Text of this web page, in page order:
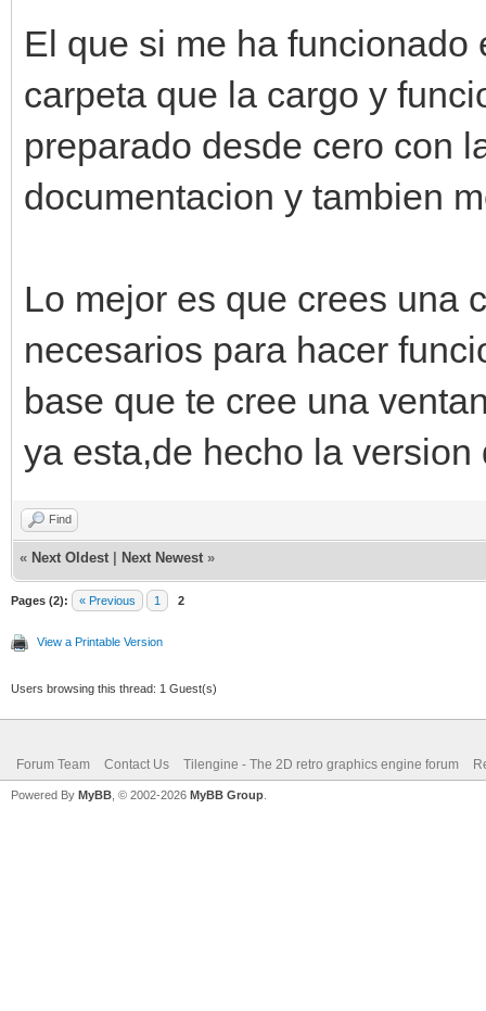
El que si me ha
carpeta que la cargo y
preparado desde cero con
documentacion y tambien
Lo mejor es que crees una
necesarios para hacer
base que te cree una
ya esta,de hecho la
Find
« Next Oldest Next Newest »
Pages (2): « Previous 1 2
View a Printable Version
Users browsing this thread: 1 Guest(s)
Forum Team Contact Us Tilengine - The 2D retro graphics engine forum
Powered By MyBB , © 2002-2026 MyBB Group